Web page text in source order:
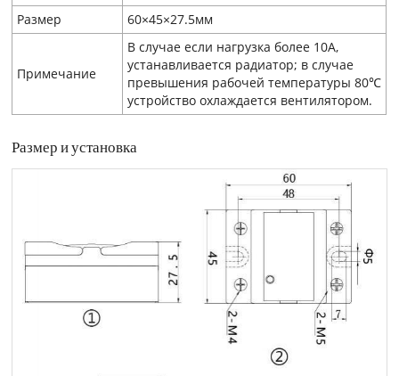
Размер 60×45×27.5мм
Примечание
В случае если нагрузка более 10А,
устанавливается радиатор; в случае
превышения рабочей температуры 80℃
устройство охлаждается вентилятором.
Размер и установка